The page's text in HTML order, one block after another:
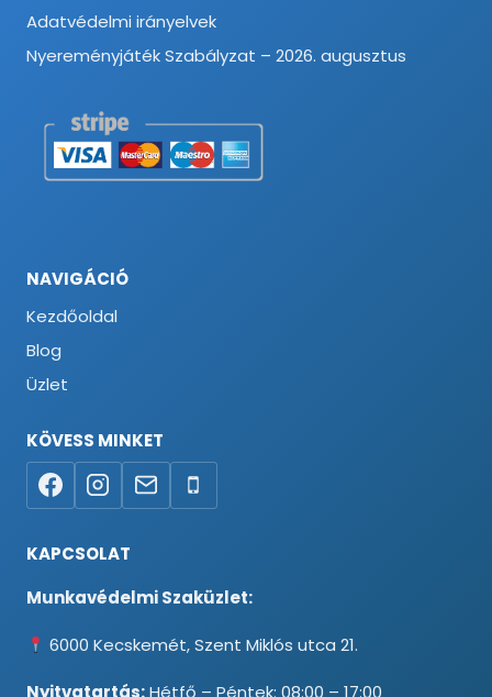
Adatvédelmi irányelvek
Nyereményjáték Szabályzat – 2026. augusztus
NAVIGÁCIÓ
Kezdőoldal
Blog
Üzlet
KÖVESS MINKET
KAPCSOLAT
Munkavédelmi Szaküzlet:
6000 Kecskemét, Szent Miklós utca 21.
Nyitvatartás:Hétfő – Péntek: 08:00 – 17:00